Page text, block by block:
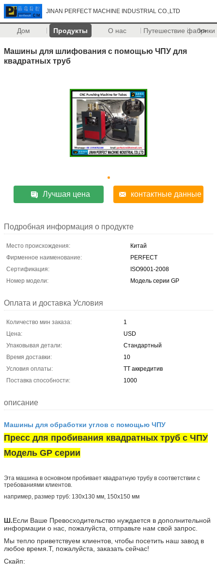
JINAN PERFECT MACHINE INDUSTRIAL CO.,LTD
Дом Продукты О нас Путешествие фабрики
>>
Машины для шлифования с помощью ЧПУ для
квадратных труб
Лучшая цена контактные данные
Подробная информация о продукте
Место происхождения:
Китай
Фирменное наименование:
PERFECT
Сертификация:
ISO9001-2008
Номер модели:
Модель серии GP
Оплата и доставка Условия
Количество мин заказа:
1
Цена:
USD
Упаковывая детали:
Стандартный
Время доставки:
10
Условия оплаты:
ТТ аккредитив
Поставка способности:
1000
описание
Машины для обработки углов с помощью ЧПУ
Пресс для пробивания квадратных труб с ЧПУ
Модель GP серии
Эта машина в основном пробивает квадратную трубу в соответствии с
требованиями клиентов.
например, размер труб: 130x130 мм, 150x150 мм
Ш.Если Ваше Превосходительство нуждается в дополнительной
информации о нас, пожалуйста, отправьте нам свой запрос.
Мы тепло приветствуем клиентов, чтобы посетить наш завод в
любое время. Т, пожалуйста, заказать сейчас!
Скайп: